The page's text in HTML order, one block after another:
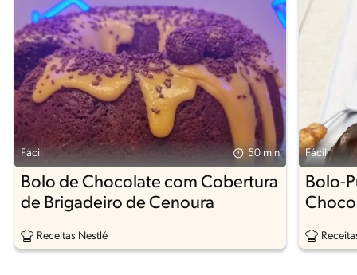
Fácil 50 min
Bolo de Chocolate com Cobertura
de Brigadeiro de Cenoura
Receitas Nestlé
Fácil
Bolo-